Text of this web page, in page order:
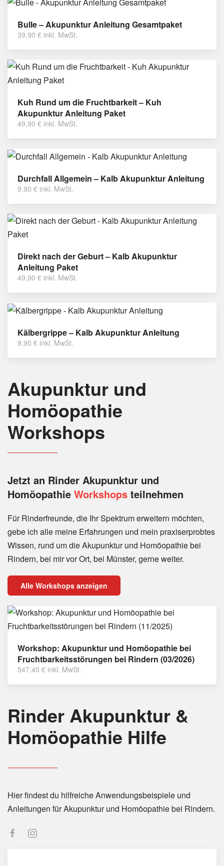
Bulle – Akupunktur Anleitung Gesamtpaket
39,90 € inkl. MwSt.
Kuh Rund um die Fruchtbarkeit – Kuh
Akupunktur Anleitung Paket
49,90 € inkl. MwSt.
Durchfall Allgemein – Kalb Akupunktur Anleitung
9,90 € inkl. MwSt.
Direkt nach der Geburt – Kalb Akupunktur
Anleitung Paket
49,90 € inkl. MwSt.
Kälbergrippe – Kalb Akupunktur Anleitung
9,90 € inkl. MwSt.
Akupunktur und
Homöopathie
Workshops
Jetzt an Rinder Akupunktur und
Homöopathie Workshops teilnehmen
Für Rinderfreunde, die Ihr Spektrum erweitern möchten,
gebe ich alle meine Erfahrungen und mein praxiserprobtes
Wissen, rund um die Akupunktur und Homöopathie bei
Rindern, bei mir vor Ort, bei Münster, gerne weiter.
Alle Workshops anzeigen
Workshop: Akupunktur und Homöopathie bei
Fruchtbarkeitsstörungen bei Rindern (03/2026)
547,40 € inkl. MwSt.
Rinder Akupunktur &
Homöopathie Hilfe
Hier findest du hilfreiche Anwendungsbeispiele und
Anleitungen für Akupunktur und Homöopathie bei Rindern.